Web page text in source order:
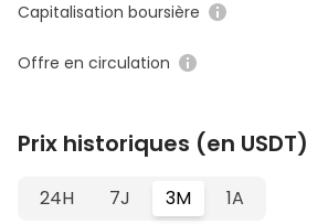
Capitalisation boursière
Offre en circulation
Prix historiques (en USDT)
24H 7J 3M 1A